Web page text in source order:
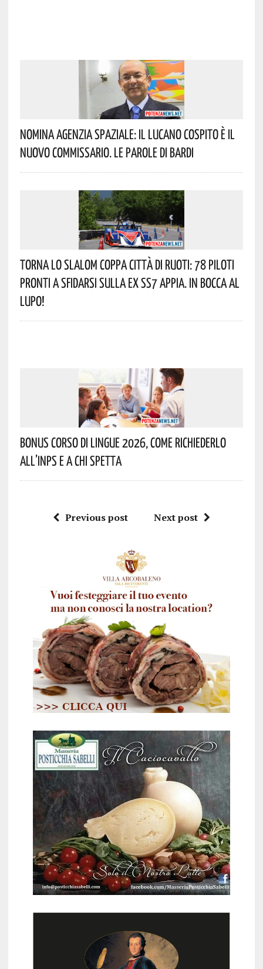
Nomina Agenzia Spaziale: Il Lucano Cospito È Il
Nuovo Commissario. Le Parole Di Bardi
Torna Lo Slalom Coppa Città Di Ruoti: 78 Piloti
Pronti A Sfidarsi Sulla Ex SS7 Appia. In Bocca Al
Lupo!
Bonus Corso Di Lingue 2026, Come Richiederlo
All’INPS E A Chi Spetta
Previous post Next post